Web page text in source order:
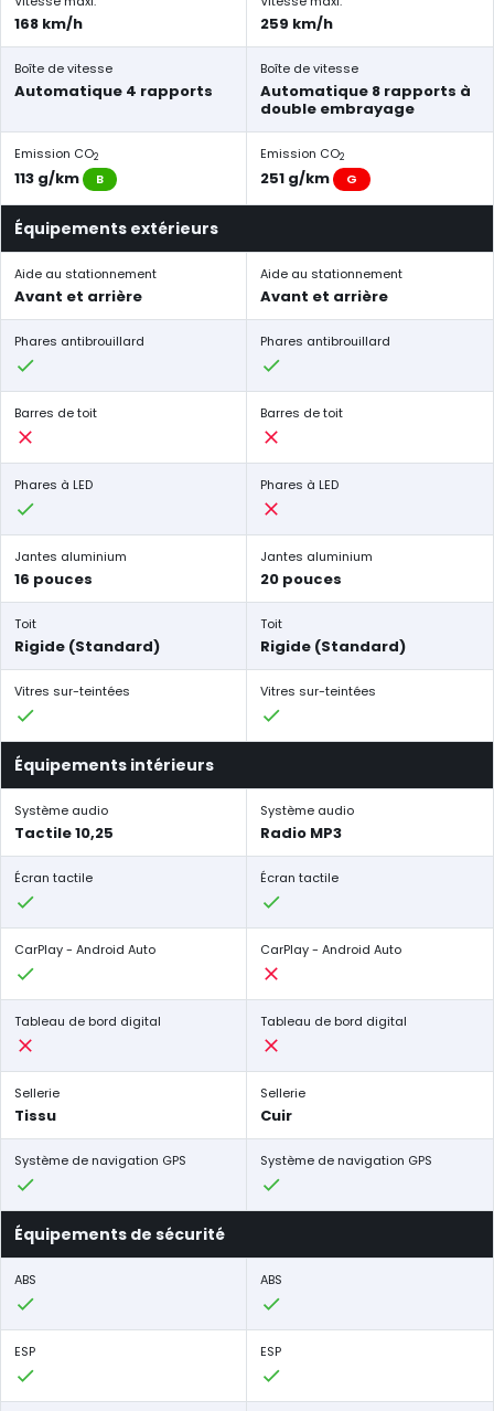
168 km/h 259 km/h
Boîte de vitesse
Automatique 4 rapports
Boîte de vitesse
Automatique 8 rapports à
double embrayage
Emission CO2
113 g/km B
Emission CO2
251 g/km G
Équipements extérieurs
Aide au stationnement
Avant et arrière
Aide au stationnement
Avant et arrière
Phares antibrouillard Phares antibrouillard
Barres de toit Barres de toit
Phares à LED Phares à LED
Jantes aluminium
16 pouces
Jantes aluminium
20 pouces
Toit
Rigide (Standard)
Toit
Rigide (Standard)
Vitres sur-teintées Vitres sur-teintées
Équipements intérieurs
Système audio
Tactile 10,25
Système audio
Radio MP3
Écran tactile Écran tactile
CarPlay - Android Auto CarPlay - Android Auto
Tableau de bord digital Tableau de bord digital
Sellerie
Tissu
Sellerie
Cuir
Système de navigation GPS Système de navigation GPS
Équipements de sécurité
ABS ABS
ESP ESP